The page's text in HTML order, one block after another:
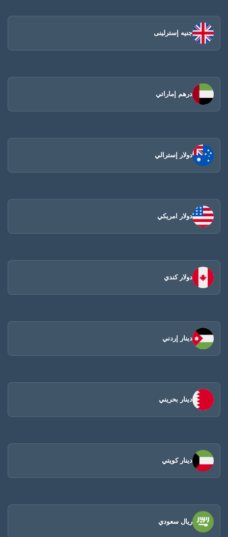
جنيه إسترلينى
درهم إماراتي
دولار إسترالي
دولار امريكي
دولار كندي
دينار إردني
دينار بحريني
دينار كويتي
ريال سعودي